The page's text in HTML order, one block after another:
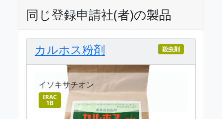
同じ登録申請社(者)の製品
カルホス粉剤 殺虫剤
イソキサチオン
IRAC
1B